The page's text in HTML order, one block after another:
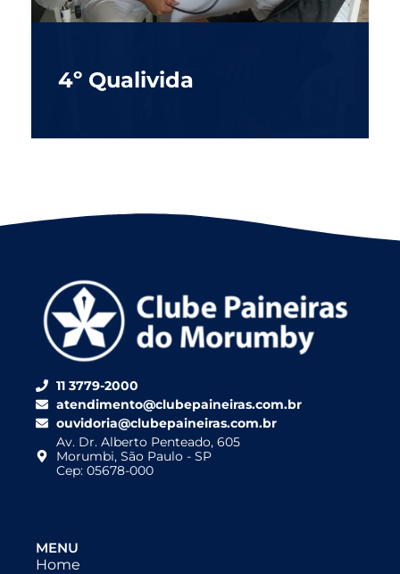
4º Qualivida
11 3779-2000
atendimento@clubepaineiras.com.br
ouvidoria@clubepaineiras.com.br
Av. Dr. Alberto Penteado, 605
Morumbi, São Paulo - SP
Cep: 05678-000
MENU
Home